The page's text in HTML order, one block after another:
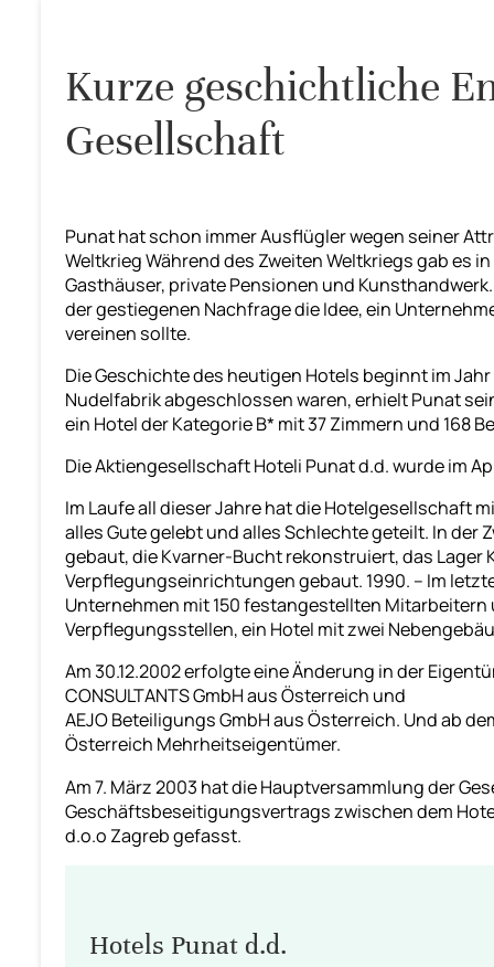
Kurze geschichtliche
Gesellschaft
Punat hat schon immer Ausflügler wegen seiner
Weltkrieg Während des Zweiten Weltkriegs gab es
Gasthäuser, private Pensionen und
der gestiegenen Nachfrage die Idee, ein
vereinen sollte.
Die Geschichte des heutigen Hotels beginnt im
Nudelfabrik abgeschlossen waren, erhielt Punat
ein Hotel der Kategorie B* mit 37 Zimmern und 168
Die Aktiengesellschaft Hoteli Punat d.d. wurde im
Im Laufe all dieser Jahre hat die Hotelgesellschaft
alles Gute gelebt und alles Schlechte geteilt. In der
gebaut, die Kvarner-Bucht rekonstruiert, das Lager
Verpflegungseinrichtungen gebaut. 1990. – Im
Unternehmen mit 150 festangestellten
Verpflegungsstellen, ein Hotel mit zwei
Am 30.12.2002 erfolgte eine Änderung in der
CONSULTANTS GmbH aus Österreich und
AEJO Beteiligungs GmbH aus Österreich. Und ab
Österreich Mehrheitseigentümer.
Am 7. März 2003 hat die Hauptversammlung der
Geschäftsbeseitigungsvertrags zwischen dem
d.o.o Zagreb gefasst.
Hotels Punat d.d.